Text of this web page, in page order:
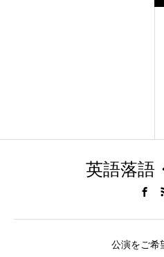
英語落語
公演をご希